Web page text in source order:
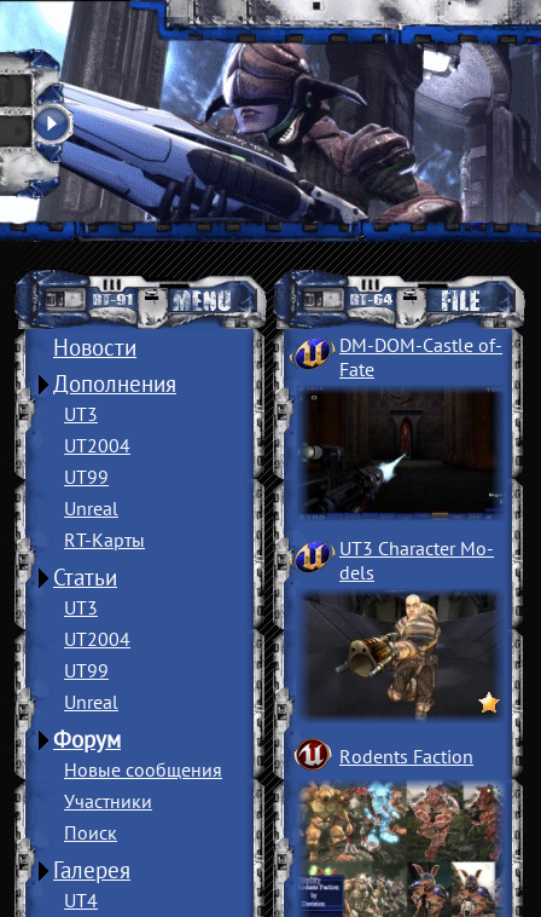
Новости
Дополнения
UT3
UT2004
UT99
Unreal
RT-Карты
Статьи
UT3
UT2004
UT99
Unreal
Форум
Новые сообщения
Участники
Поиск
Галерея
UT4
DM-DOM-Castle of­
Fate
UT3 Character Mo­
dels
Rodents Faction